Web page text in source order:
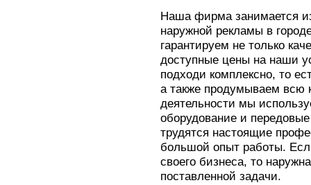
Наша фирма занимается
наружной рекламы в
гарантируем не только
доступные цены на наши
подходи комплексно, то
а также продумываем всю
деятельности мы
оборудование и
трудятся настоящие
большой опыт работы.
своего бизнеса, то
поставленной задачи.